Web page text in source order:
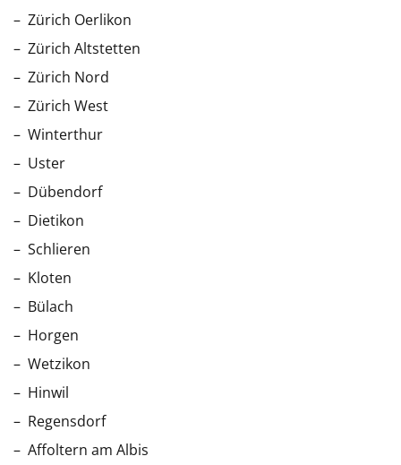
Zürich Oerlikon
Zürich Altstetten
Zürich Nord
Zürich West
Winterthur
Uster
Dübendorf
Dietikon
Schlieren
Kloten
Bülach
Horgen
Wetzikon
Hinwil
Regensdorf
Affoltern am Albis